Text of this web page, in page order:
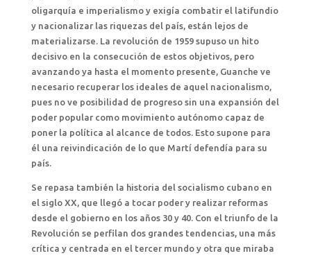
oligarquía e imperialismo y exigía combatir el latifundio
y nacionalizar las riquezas del país, están lejos de
materializarse. La revolución de 1959 supuso un hito
decisivo en la consecución de estos objetivos, pero
avanzando ya hasta el momento presente, Guanche ve
necesario recuperar los ideales de aquel nacionalismo,
pues no ve posibilidad de progreso sin una expansión del
poder popular como movimiento autónomo capaz de
poner la política al alcance de todos. Esto supone para
él una reivindicación de lo que Martí defendía para su
país.
Se repasa también la historia del socialismo cubano en
el siglo XX, que llegó a tocar poder y realizar reformas
desde el gobierno en los años 30 y 40. Con el triunfo de la
Revolución se perfilan dos grandes tendencias, una más
crítica y centrada en el tercer mundo y otra que miraba